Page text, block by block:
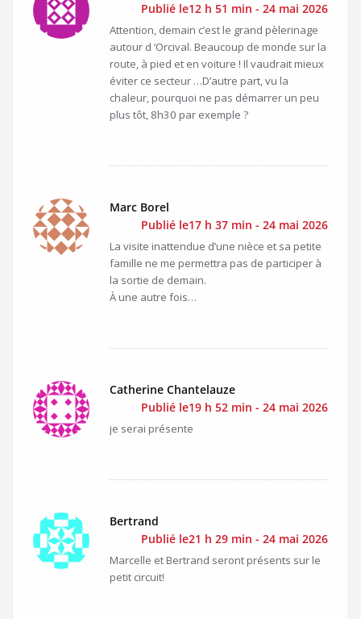
Publié le12 h 51 min - 24 mai 2026
Attention, demain c’est le grand pèlerinage
autour d ‘Orcival. Beaucoup de monde sur la
route, à pied et en voiture ! Il vaudrait mieux
éviter ce secteur …D’autre part, vu la
chaleur, pourquoi ne pas démarrer un peu
plus tôt, 8h30 par exemple ?
Marc Borel
Publié le17 h 37 min - 24 mai 2026
La visite inattendue d’une nièce et sa petite
famille ne me permettra pas de participer à
la sortie de demain.
À une autre fois…
Catherine Chantelauze
Publié le19 h 52 min - 24 mai 2026
je serai présente
Bertrand
Publié le21 h 29 min - 24 mai 2026
Marcelle et Bertrand seront présents sur le
petit circuit!